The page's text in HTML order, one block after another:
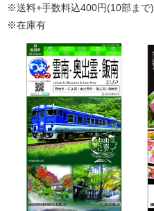
※送料+手数料込400円(10部まで)
※在庫有